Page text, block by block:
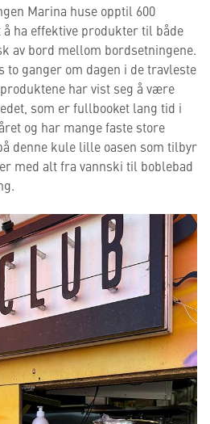
Marina huse opptil 600
ha effektive produkter til både
av bord mellom bordsetningene.
to ganger om dagen i de travleste
har vist seg å være
som er fullbooket lang tid i
og har mange faste store
denne kule lille oasen som tilbyr
med alt fra vannski til boblebad